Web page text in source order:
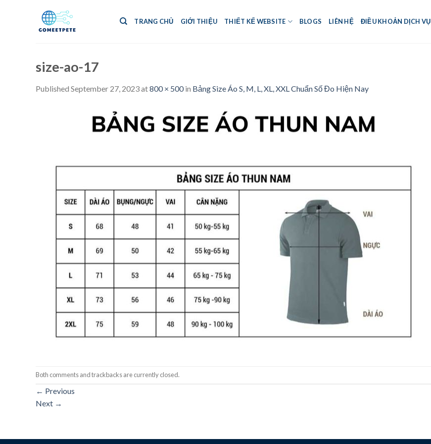
TRANG CHỦ GIỚI THIỆU THIẾT KẾ WEBSITE BLOGS LIÊN HỆ ĐIỀU KHOẢN DỊCH VỤ
size-ao-17
Published September 27, 2023at800 × 500in Bảng Size Áo S, M, L, XL, XXL Chuẩn Số Đo Hiện Nay
Both comments and trackbacks are currently closed.
← Previous
Next →